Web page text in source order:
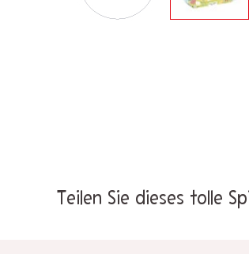
Teilen Sie dieses tolle